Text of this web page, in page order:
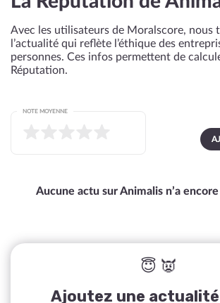
Avec les utilisateurs de Moralscore, nous
l’actualité qui reflète l’éthique des
personnes. Ces infos permettent de
Réputation.
NOTE MOYENNE
Aucune actu sur Animalis n’a
😇 👿
Ajoutez une